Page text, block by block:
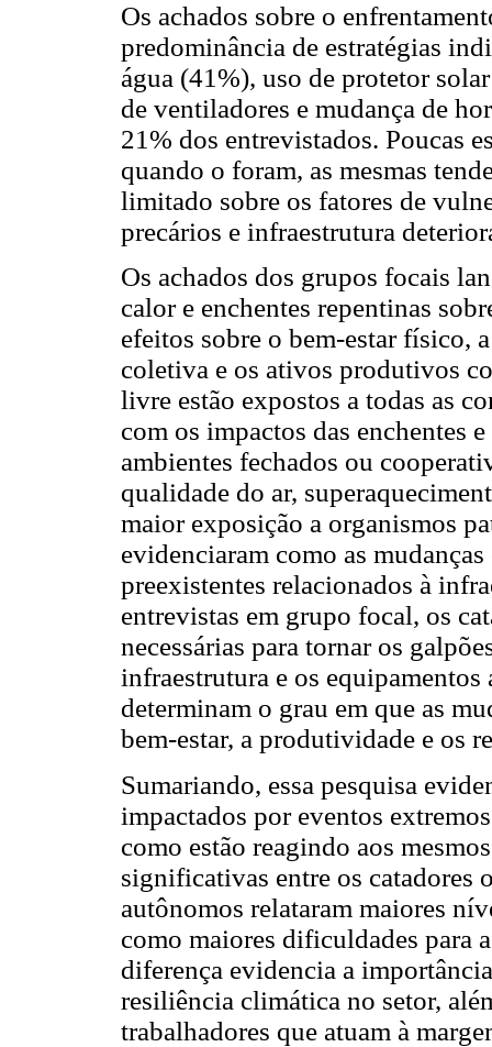
Os achados sobre o
predominância de estratégias
água (41%), uso de protetor
de ventiladores e mudança de
21% dos entrevistados. Poucas
quando o foram, as mesmas
limitado sobre os fatores de
precários e infraestrutura
Os achados dos grupos focais
calor e enchentes repentinas
efeitos sobre o bem-estar físico,
coletiva e os ativos produtivos
livre estão expostos a todas as
com os impactos das enchentes
ambientes fechados ou
qualidade do ar,
maior exposição a organismos
evidenciaram como as
preexistentes relacionados à
entrevistas em grupo focal, os
necessárias para tornar os
infraestrutura e os
determinam o grau em que as
bem-estar, a produtividade e os
Sumariando, essa pesquisa
impactados por eventos
como estão reagindo aos
significativas entre os catadores
autônomos relataram maiores
como maiores dificuldades para
diferença evidencia a
resiliência climática no setor,
trabalhadores que atuam à